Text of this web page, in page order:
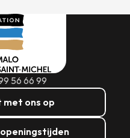
56 66 99
met ons op